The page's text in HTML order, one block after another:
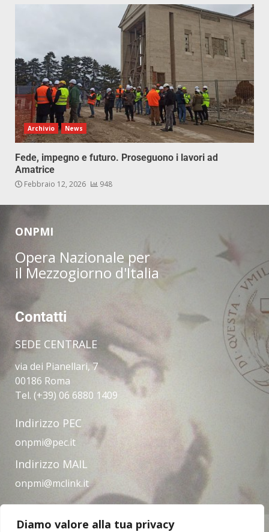
Diamo valore alla tua privacy
Archivio News
Fede, impegno e futuro. Proseguono i lavori ad
Amatrice
Febbraio 12, 2026 948
ONPMI
Opera Nazionale per
il Mezzogiorno d'Italia
Contatti
SEDE CENTRALE
via dei Pianellari, 7
00186 Roma
Tel. (+39) 06 6880 1409
Indirizzo PEC
onpmi@pec.it
Indirizzo MAIL
onpmi@mclink.it
Amministrazione trasparente Privacy Policy